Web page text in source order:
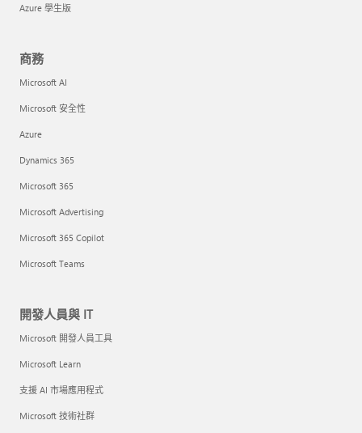
Azure 學生版
商務
Microsoft AI
Microsoft 安全性
Azure
Dynamics 365
Microsoft 365
Microsoft Advertising
Microsoft 365 Copilot
Microsoft Teams
開發人員與 IT
Microsoft 開發人員工具
Microsoft Learn
支援 AI 市場應用程式
Microsoft 技術社群